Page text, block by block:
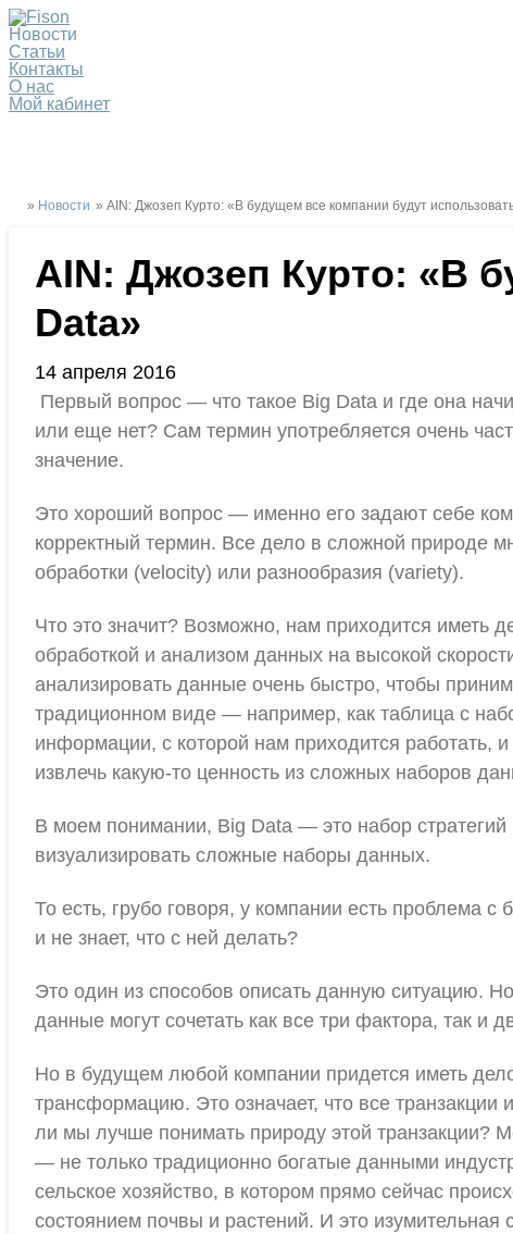
Новости
Статьи
Контакты
О нас
Мой кабинет
» Новости » AIN: Джозеп Курто: «В будущем все компании будут
AIN: Джозеп Курто: «В
Data»
14 апреля 2016
Первый вопрос — что такое Big Data и где она
или еще нет? Сам термин употребляется очень
значение.
Это хороший вопрос — именно его задают себе
корректный термин. Все дело в сложной природе
обработки (velocity) или разнообразия (variety).
Что это значит? Возможно, нам приходится иметь
обработкой и анализом данных на высокой
анализировать данные очень быстро, чтобы
традиционном виде — например, как таблица с
информации, с которой нам приходится работать,
извлечь какую-то ценность из сложных наборов
В моем понимании, Big Data — это набор стратегий
визуализировать сложные наборы данных.
То есть, грубо говоря, у компании есть проблема
и не знает, что с ней делать?
Это один из способов описать данную ситуацию.
данные могут сочетать как все три фактора, так и
Но в будущем любой компании придется иметь
трансформацию. Это означает, что все
ли мы лучше понимать природу этой транзакции?
— не только традиционно богатые данными
сельское хозяйство, в котором прямо сейчас
состоянием почвы и растений. И это изумительная